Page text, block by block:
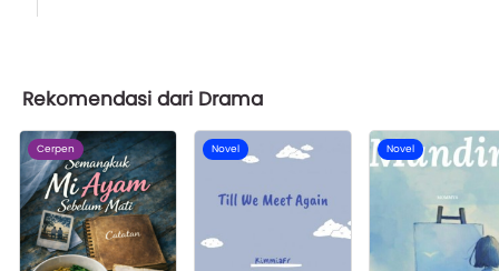
Rekomendasi dari Drama
Cerpen Novel Novel